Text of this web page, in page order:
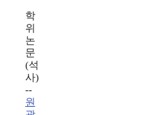
학
위
논
문
(석
사)
--
원